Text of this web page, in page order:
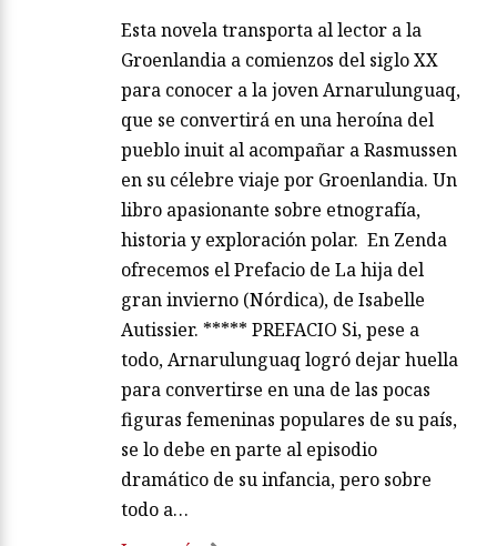
Esta novela transporta al lector a la
Groenlandia a comienzos del siglo XX
para conocer a la joven Arnarulunguaq,
que se convertirá en una heroína del
pueblo inuit al acompañar a Rasmussen
en su célebre viaje por Groenlandia. Un
libro apasionante sobre etnografía,
historia y exploración polar. En Zenda
ofrecemos el Prefacio de La hija del
gran invierno (Nórdica), de Isabelle
Autissier. ***** PREFACIO Si, pese a
todo, Arnarulunguaq logró dejar huella
para convertirse en una de las pocas
figuras femeninas populares de su país,
se lo debe en parte al episodio
dramático de su infancia, pero sobre
todo a…